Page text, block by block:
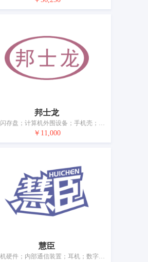
邦士龙
USB闪存盘；计算机外围设备；手机壳；导航仪器；耳机；行车记录仪；电开关；摩托车头盔；眼镜；移动电源（可充电电池）
￥11,000
慧臣
计算机硬件；内部通信装置；耳机；数字投影仪；测量器械和仪器；电源材料（电线、电缆）；电容器；电子防盗装置；眼镜；电池